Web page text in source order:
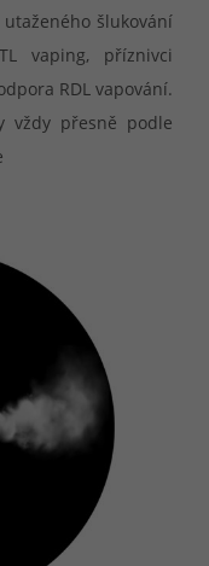
šlukování
vaping, příznivci
RDL vapování.
vždy přesně podle